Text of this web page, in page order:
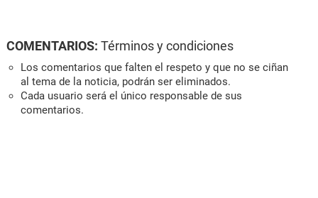
COMENTARIOS: Términos y condiciones
Los comentarios que falten el respeto y que no se ciñan
al tema de la noticia, podrán ser eliminados.
Cada usuario será el único responsable de sus
comentarios.